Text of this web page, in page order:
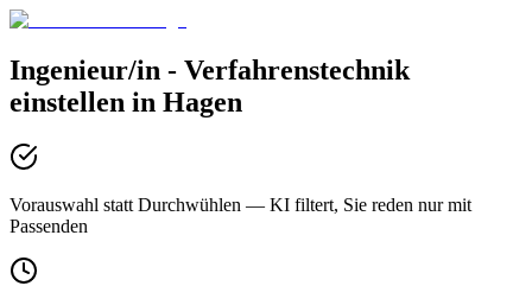
Ingenieur/in - Verfahrenstechnik
einstellen in Hagen
Vorauswahl statt Durchwühlen — KI filtert, Sie reden nur mit
Passenden